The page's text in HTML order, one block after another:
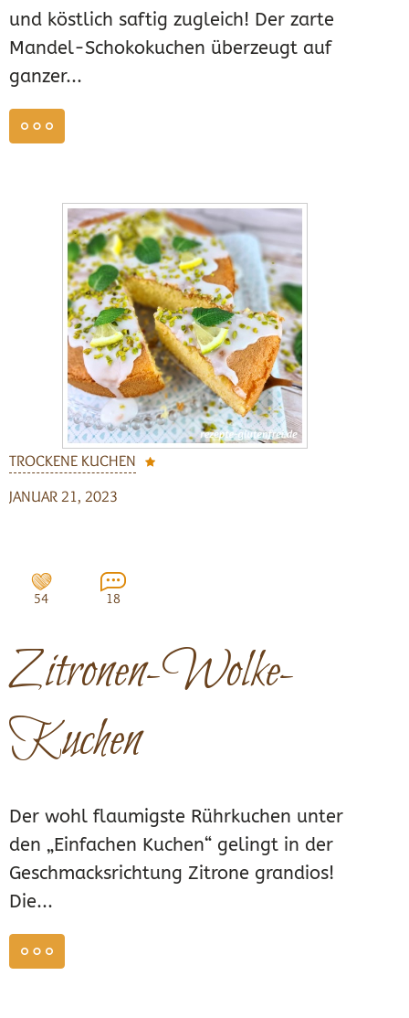
und köstlich saftig zugleich! Der zarte
Mandel-Schokokuchen überzeugt auf
ganzer...
TROCKENE KUCHEN
JANUAR 21, 2023
54 18
Zitronen-Wolke-
Kuchen
Der wohl flaumigste Rührkuchen unter
den „Einfachen Kuchen“ gelingt in der
Geschmacksrichtung Zitrone grandios!
Die...